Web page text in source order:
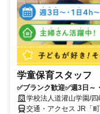
学童保育スタッフ
✅ブランク歓迎✅週3日
学校法人道灌山学園/
交通・アクセス JR「